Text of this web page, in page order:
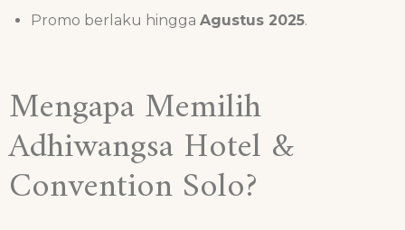
Promo berlaku hingga Agustus 2025.
Mengapa Memilih
Adhiwangsa Hotel &
Convention Solo?